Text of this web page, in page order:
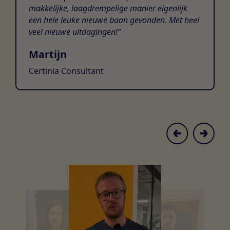
makkelijke, laagdrempelige manier eigenlijk
een hele leuke nieuwe baan gevonden. Met heel
veel nieuwe uitdagingen!
Martijn
Certinia Consultant